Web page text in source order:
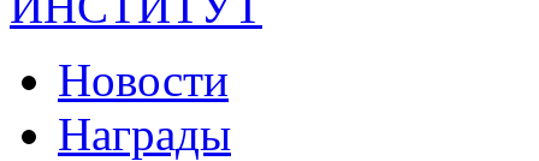
Новости
Награды